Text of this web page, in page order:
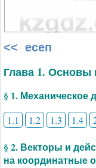
<< есеп
Глава 1. Основы
§ 1. Механическое
1.1 1.2 1.3 1.4
§ 2. Векторы и
на координатные